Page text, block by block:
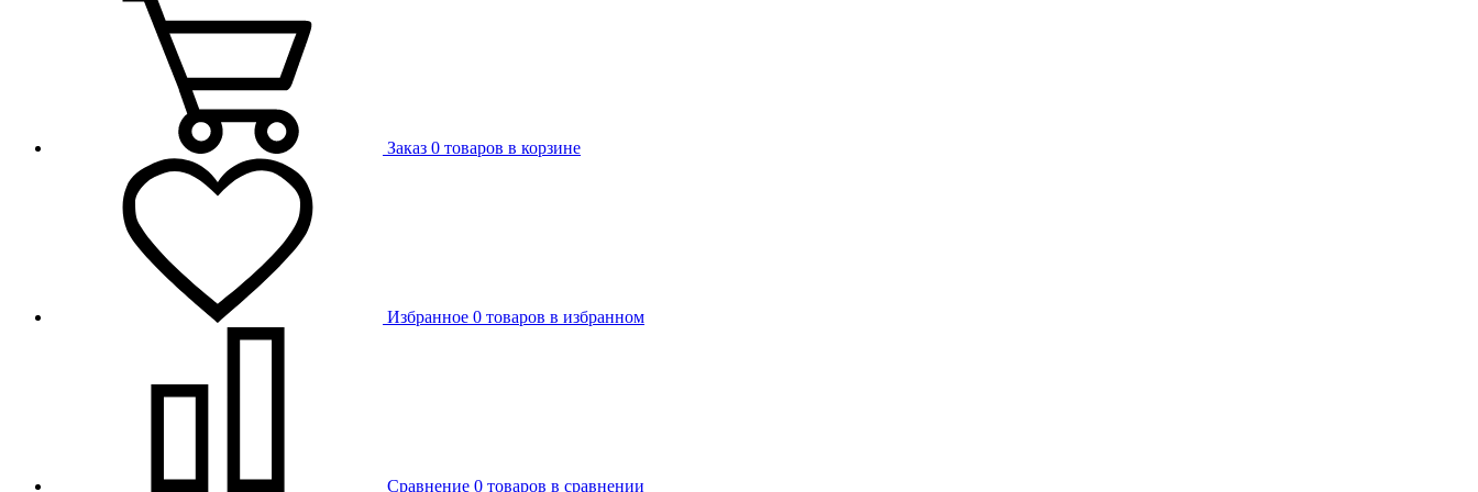
Заказ 0 товаров в корзине
Избранное 0 товаров в избранном
Сравнение 0 товаров в сравнении